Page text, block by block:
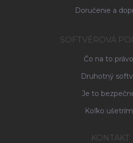
Doručenie a
SOFTVÉROVÁ
Čo na to
Druhotný
Je to
Koľko
KONTAKT